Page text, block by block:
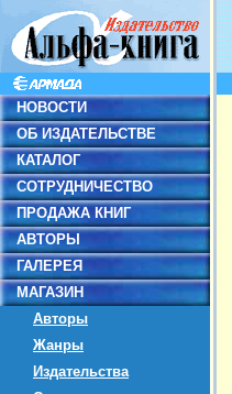
НОВОСТИ
ОБ ИЗДАТЕЛЬСТВЕ
КАТАЛОГ
СОТРУДНИЧЕСТВО
ПРОДАЖА КНИГ
АВТОРЫ
ГАЛЕРЕЯ
МАГАЗИН
Авторы
Жанры
Издательства